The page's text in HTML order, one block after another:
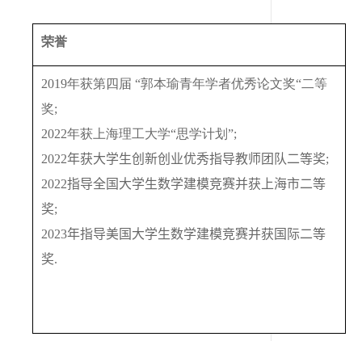
荣誉
2019年获第四届 “郭本瑜青年学者优秀论文奖“二等
奖;
2022年获上海理工大学“思学计划”;
2022年获大学生创新创业优秀指导教师团队二等奖;
2022指导全国大学生数学建模竞赛并获上海市二等
奖;
2023年指导美国大学生数学建模竞赛并获国际二等
奖.